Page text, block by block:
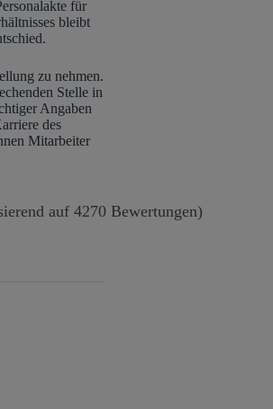
für
bleibt
zu nehmen.
Stelle in
Angaben
des
Mitarbeiter
auf 4270 Bewertungen)